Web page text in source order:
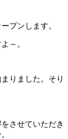
プンします。
～。
りました。そり
させていただき